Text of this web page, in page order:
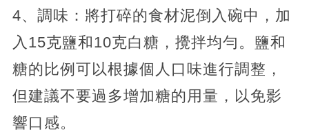
4、調味：將打碎的食材泥倒入碗中，加
入15克鹽和10克白糖，攪拌均勻。鹽和
糖的比例可以根據個人口味進行調整，
但建議不要過多增加糖的用量，以免影
響口感。